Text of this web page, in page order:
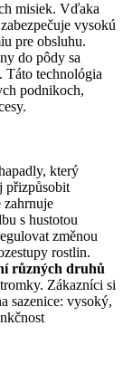
misiek. Vďaka
vysokú
pre obsluhu.
do pôdy sa
technológia
podnikoch,
který
přizpůsobit
zahrnuje
s hustotou
změnou
rostlin.
různých druhů
Zákazníci si
sazenice: vysoký,